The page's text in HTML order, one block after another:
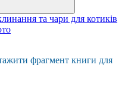
фрагмент книги для